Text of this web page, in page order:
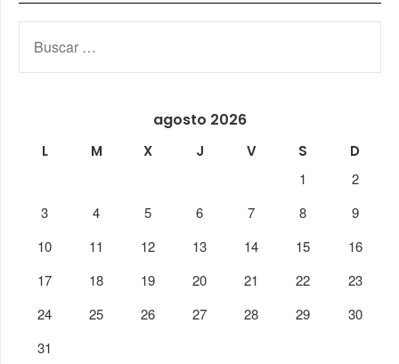
agosto 2026
L M X J V S
D
1
2
3
4 5 6 7 8
9
10
11 12 13 14 15
16
17
18 19 20 21 22
23
24
25 26 27 28 29
30
31